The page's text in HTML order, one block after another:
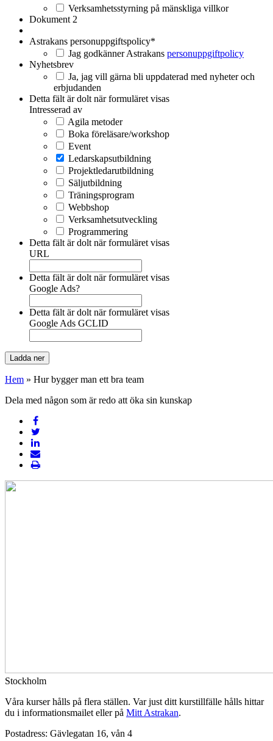
Verksamhetsstyrning på mänskliga villkor
Dokument 2
Astrakans personuppgiftspolicy*
Jag godkänner Astrakans personuppgiftpolicy
Nyhetsbrev
Ja, jag vill gärna bli uppdaterad med nyheter och
erbjudanden
Detta fält är dolt när formuläret visas
Intresserad av
Agila metoder
Boka föreläsare/workshop
Event
Ledarskapsutbildning
Projektledarutbildning
Säljutbildning
Träningsprogram
Webbshop
Verksamhetsutveckling
Programmering
Detta fält är dolt när formuläret visas
URL
Detta fält är dolt när formuläret visas
Google Ads?
Detta fält är dolt när formuläret visas
Google Ads GCLID
Hem » Hur bygger man ett bra team
Dela med någon som är redo att öka sin kunskap
Stockholm
Våra kurser hålls på flera ställen. Var just ditt kurstillfälle hålls hittar
du i informationsmailet eller på Mitt Astrakan.
Postadress: Gävlegatan 16, vån 4